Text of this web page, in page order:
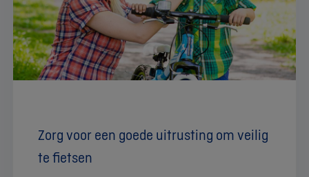
Zorg voor een goede uitrusting om veilig
te fietsen